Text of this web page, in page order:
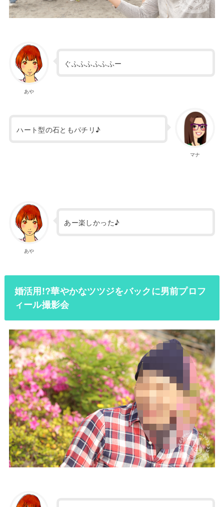
あや
ぐふふふふふふー
マナ
ハート型の石ともパチリ♪
あや
あー楽しかった♪
婚活用!?華やかなツツジをバックに男前プロフ
ィール撮影会